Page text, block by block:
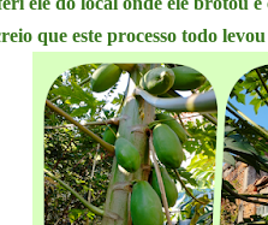
que este processo todo